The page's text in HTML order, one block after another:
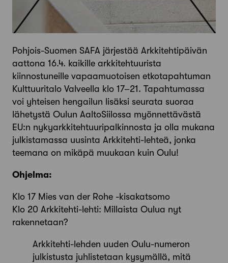
Pohjois-Suomen SAFA järjestää Arkkitehtipäivän
aattona 16.4. kaikille arkkitehtuurista
kiinnostuneille vapaamuotoisen etkotapahtuman
Kulttuuritalo Valveella klo 17–21. Tapahtumassa
voi yhteisen hengailun lisäksi seurata suoraa
lähetystä Oulun AaltoSiilossa myönnettävästä
EU:n nykyarkkitehtuuripalkinnosta ja olla mukana
julkistamassa uusinta Arkkitehti-lehteä, jonka
teemana on mikäpä muukaan kuin Oulu!
Ohjelma:
Klo 17 Mies van der Rohe -kisakatsomo
Klo 20 Arkkitehti-lehti: Millaista Oulua nyt
rakennetaan?
Arkkitehti-lehden uuden Oulu-numeron
julkistusta juhlistetaan kysymällä, mitä